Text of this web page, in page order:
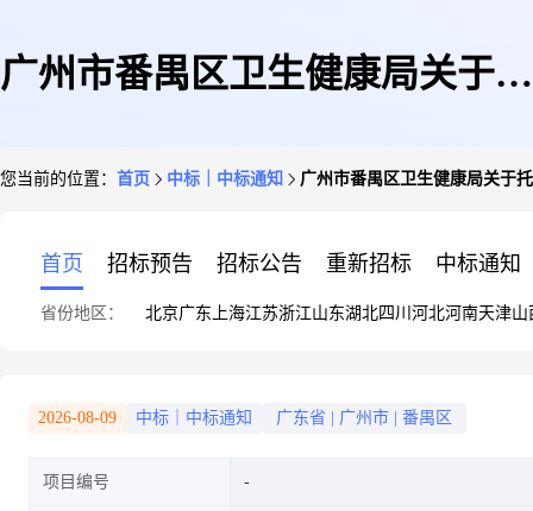
广州市番禺区卫生健康局关于托
您当前的位置： 首页 中标｜中标通知 广州市番禺区卫生健康局关于
首页 招标预告 招标公告 重新招标 中标通知
省份地区： 北京广东 上海江苏浙江山东湖北四川 河北河南天津山
2026-08-09 中标｜中标通知 广东省 广州市 番禺区
项目编号